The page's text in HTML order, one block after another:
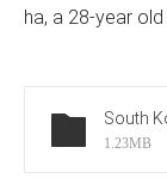
ha, a 28-year old
1.23MB